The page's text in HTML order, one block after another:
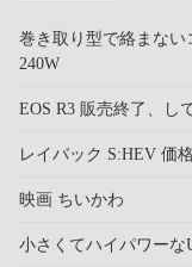
巻き取り型で絡まない
240W
EOS R3 販売終了、し
レイバック S:HEV 価
映画 ちいかわ
小さくてハイパワーな